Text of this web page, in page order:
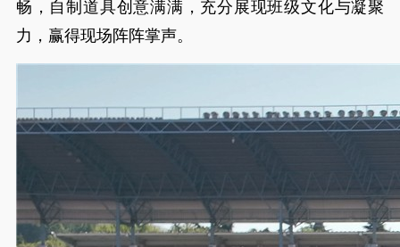
畅，自制道具创意满满，充分展现班级文化与凝聚
力，赢得现场阵阵掌声。